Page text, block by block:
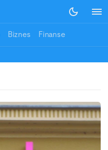
Biznes Finanse